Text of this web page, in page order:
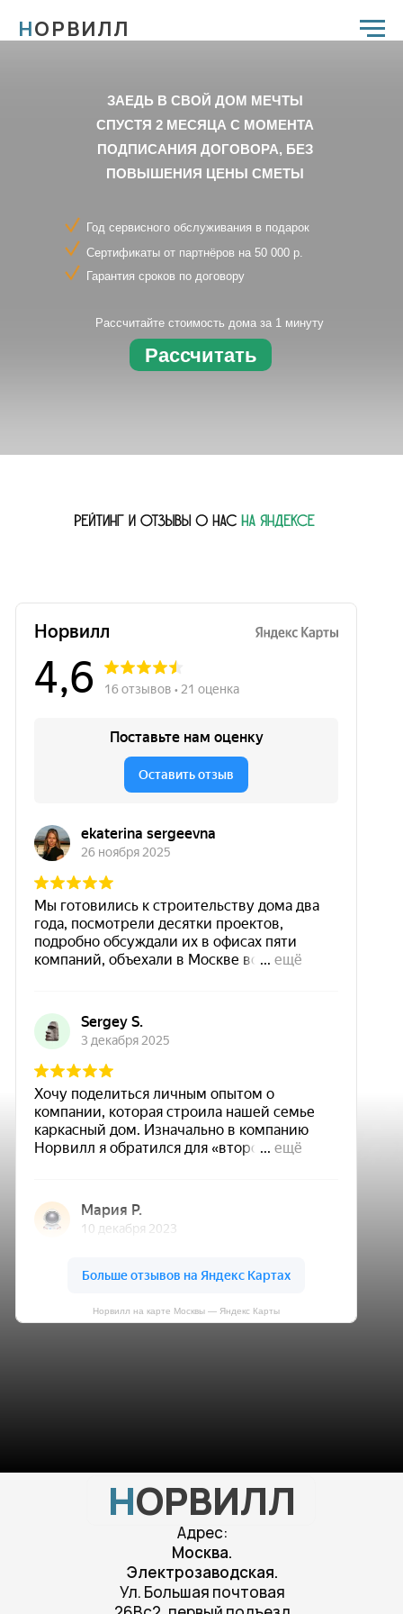
НОРВИЛЛ
ЗАЕДЬ В СВОЙ ДОМ МЕЧТЫ
СПУСТЯ 2 МЕСЯЦА С МОМЕНТА
ПОДПИСАНИЯ ДОГОВОРА, БЕЗ
ПОВЫШЕНИЯ ЦЕНЫ СМЕТЫ
Рассчитайте стоимость дома за 1 минуту
Рассчитать
Год сервисного обслуживания в подарок
Сертификаты от партнёров на 50 000 р.
Гарантия сроков по договору
Норвилл на карте Москвы — Яндекс Карты
Адрес:
Москва.
Электрозаводская.
Ул. Большая почтовая
НОРВИЛЛ